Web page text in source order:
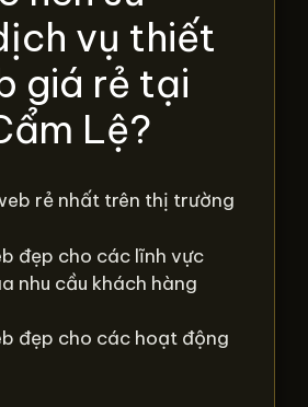
vụ thiết
giá rẻ tại
Lệ?
rẻ nhất trên thị trường
đẹp cho các lĩnh vực
nhu cầu khách hàng
đẹp cho các hoạt động